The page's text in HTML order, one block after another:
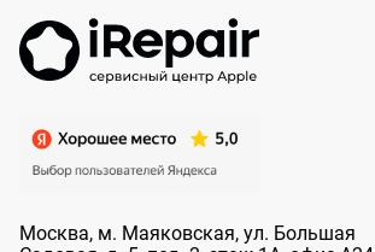
Москва, м. Маяковская, ул. Большая